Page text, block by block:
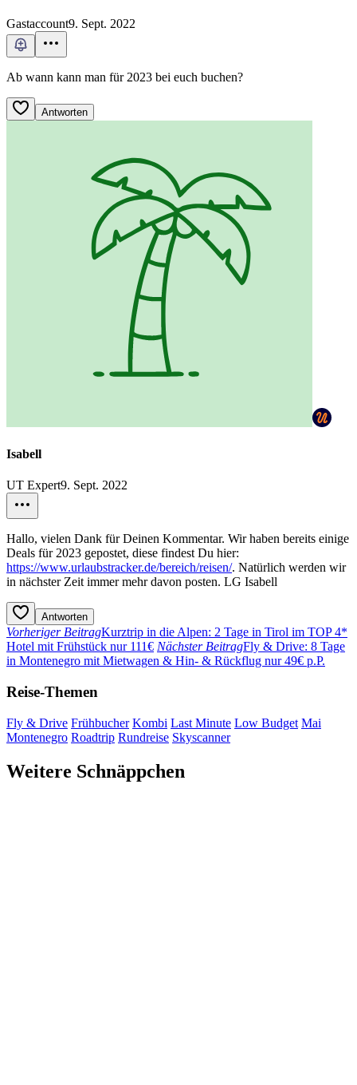
Gastaccount9. Sept. 2022
Ab wann kann man für 2023 bei euch buchen?
Antworten
Isabell
UT Expert9. Sept. 2022
Hallo, vielen Dank für Deinen Kommentar. Wir haben bereits einige
Deals für 2023 gepostet, diese findest Du hier:
https://www.urlaubstracker.de/bereich/reisen/. Natürlich werden wir
in nächster Zeit immer mehr davon posten. LG Isabell
Antworten
Vorheriger BeitragKurztrip in die Alpen: 2 Tage in Tirol im TOP 4*
Hotel mit Frühstück nur 111€ Nächster BeitragFly & Drive: 8 Tage
in Montenegro mit Mietwagen & Hin- & Rückflug nur 49€ p.P.
Reise-Themen
Fly & Drive Frühbucher Kombi Last Minute Low Budget Mai
Montenegro Roadtrip Rundreise Skyscanner
Weitere Schnäppchen